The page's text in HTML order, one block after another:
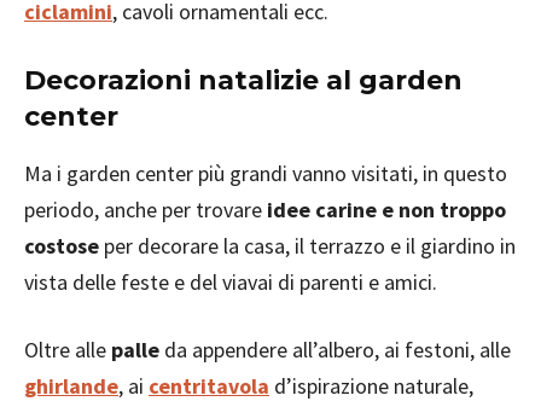
ciclamini, cavoli ornamentali ecc.
Decorazioni natalizie al garden
center
Ma i garden center più grandi vanno visitati, in questo
periodo, anche per trovare idee carine e non troppo
costose per decorare la casa, il terrazzo e il giardino in
vista delle feste e del viavai di parenti e amici.
Oltre alle palle da appendere all’albero, ai festoni, alle
ghirlande, ai centritavola d’ispirazione naturale,